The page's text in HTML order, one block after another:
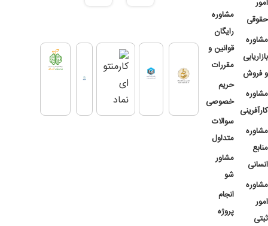
امور
حقوقی
مشاوره
بازاریابی
و فروش
مشاوره
کارآفرینی
مشاوره
منابع
انسانی
مشاوره
امور
ثبتی
مشاوره
رایگان
قوانین و
مقررات
حریم
خصوصی
سوالات
متداول
مشاور
شو
انجام
پروژه